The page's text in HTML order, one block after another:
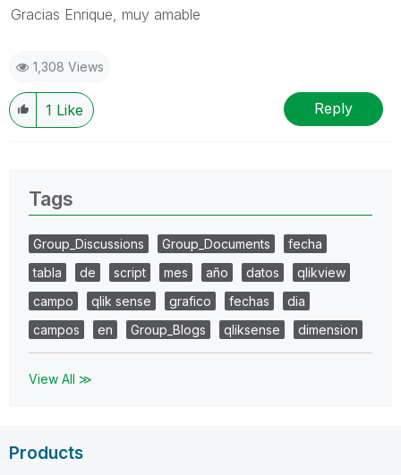
Gracias Enrique, muy amable
1,308 Views
1 Like Reply
Tags
Group_Discussions Group_Documents
fecha
tabla
de script mes año datos
qlikview
campo
qlik sense grafico fechas
dia
campos
en Group_Blogs qliksense dimension
View All ≫
Products